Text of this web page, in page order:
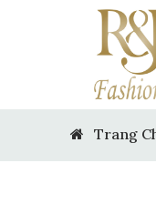
Trang